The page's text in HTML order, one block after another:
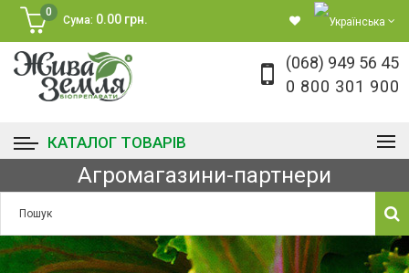
0
Сума: 0.00 грн.
(068) 949 56 45
0 800 301 900
КАТАЛОГ ТОВАРІВ
Агромагазини-партнери